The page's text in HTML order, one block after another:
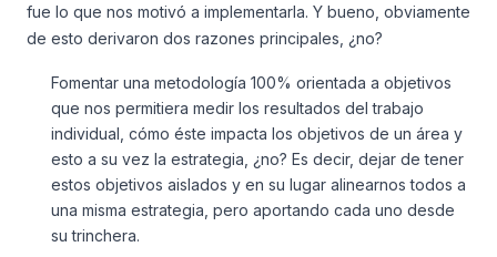
fue lo que nos motivó a implementarla. Y bueno, obviamente
de esto derivaron dos razones principales, ¿no?
Fomentar una metodología 100% orientada a objetivos
que nos permitiera medir los resultados del trabajo
individual, cómo éste impacta los objetivos de un área y
esto a su vez la estrategia, ¿no? Es decir, dejar de tener
estos objetivos aislados y en su lugar alinearnos todos a
una misma estrategia, pero aportando cada uno desde
su trinchera.